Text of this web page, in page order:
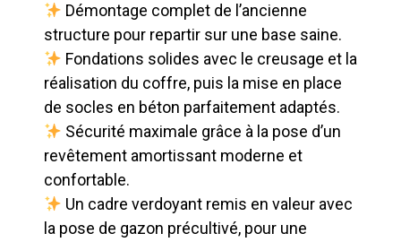
Démontage complet de l’ancienne
structure pour repartir sur une base saine.
Fondations solides avec le creusage et la
réalisation du coffre, puis la mise en place
de socles en béton parfaitement adaptés.
Sécurité maximale grâce à la pose d’un
revêtement amortissant moderne et
confortable.
Un cadre verdoyant remis en valeur avec
la pose de gazon précultivé, pour une